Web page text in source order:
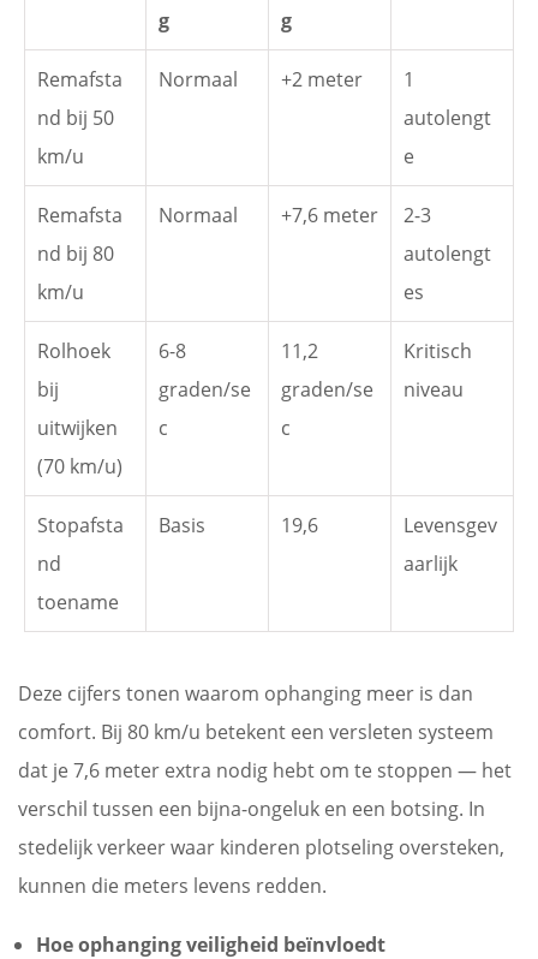
g
g
Remafsta
nd bij 50
km/u
Normaal +2 meter
1
autolengt
e
Remafsta
nd bij 80
km/u
Normaal +7,6 meter
2-3
autolengt
es
Rolhoek
bij
uitwijken
(70 km/u)
6-8
graden/se
c
11,2
graden/se
c
Kritisch
niveau
Stopafsta
nd
toename
Basis 19,6
Levensgev
aarlijk
Deze cijfers tonen waarom ophanging meer is dan
comfort. Bij 80 km/u betekent een versleten systeem
dat je 7,6 meter extra nodig hebt om te stoppen — het
verschil tussen een bijna-ongeluk en een botsing. In
stedelijk verkeer waar kinderen plotseling oversteken,
kunnen die meters levens redden.
Hoe ophanging veiligheid beïnvloedt